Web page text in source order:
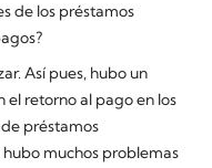
de los préstamos
Así pues, hubo un
retorno al pago en los
préstamos
muchos problemas